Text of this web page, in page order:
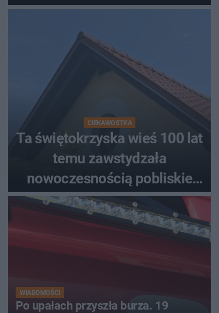
CIEKAWOSTKA
Ta świętokrzyska wieś 100 lat
temu zawstydzała
nowoczesnością pobliskie
miasta. Prąd, telefon i
luksusowa auta
WIADOMOŚCI
Po upałach przyszła burza. 19